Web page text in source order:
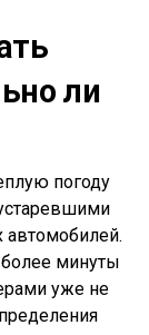
ли
погоду
автомобилей.
минуты
уже не